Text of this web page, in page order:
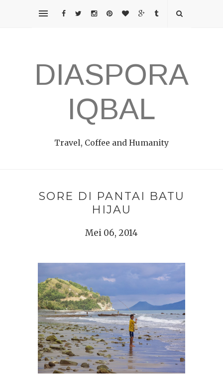
DIASPORA
IQBAL
Travel, Coffee and Humanity
SORE DI PANTAI BATU
HIJAU
Mei 06, 2014